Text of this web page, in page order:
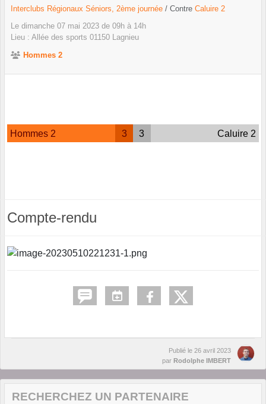
Interclubs Régionaux Séniors, 2ème journée / Contre Caluire 2
Le dimanche 07 mai 2023 de 09h à 14h
Lieu : Allée des sports 01150 Lagnieu
Hommes 2
Hommes 2 3 3 Caluire 2
Compte-rendu
Publié le 26 avril 2023
par Rodolphe IMBERT
RECHERCHEZ UN PARTENAIRE